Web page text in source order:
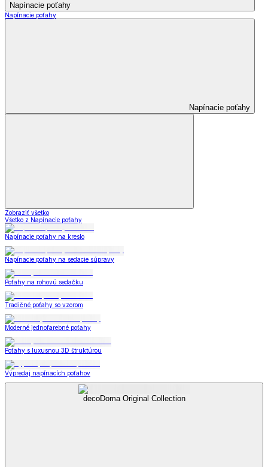
Napínacie poťahy
Napínacie poťahy
Napínacie poťahy
Zobraziť všetko
Všetko z Napínacie poťahy
Napínacie poťahy na kreslo
Napínacie poťahy na sedacie súpravy
Poťahy na rohovú sedačku
Tradičné poťahy so vzorom
Moderné jednofarebné poťahy
Poťahy s luxusnou 3D štruktúrou
Výpredaj napínacích poťahov
decoDoma Original Collection